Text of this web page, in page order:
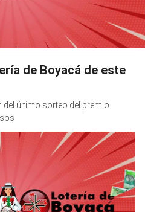
de Boyacá de este
último sorteo del premio